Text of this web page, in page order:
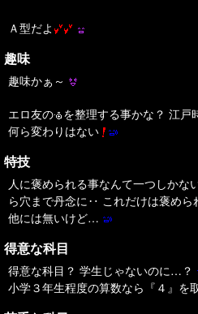
Ａ型だよ
趣味
趣味かぁ～
エロ友の
を整理する事かな？ 江戸
何ら変わりはない
特技
人に褒められる事なんて一つしかな
ら穴まで丹念に‥ これだけは褒め
他には無いけど…
得意な科目
得意な科目？ 学生じゃないのに…？
小学３年生程度の算数なら『４』を